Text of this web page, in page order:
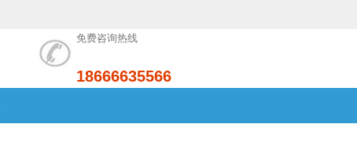
免费咨询热线
18666635566